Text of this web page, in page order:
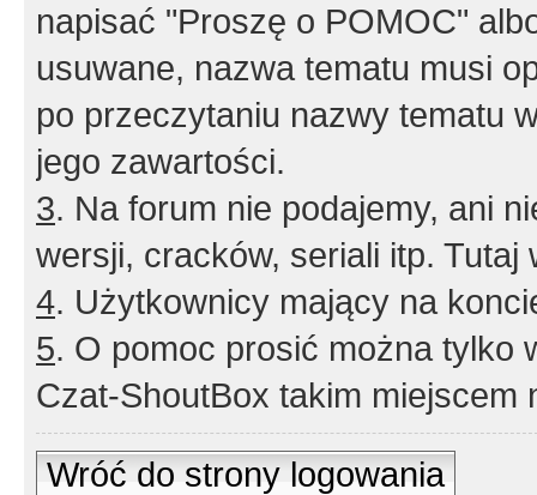
napisać "Proszę o POMOC"
usuwane, nazwa tematu musi
po przeczytaniu nazwy tematu
jego zawartości.
3. Na forum nie podajemy, ani
wersji, cracków, seriali itp. Tutaj
4. Użytkownicy mający na
5. O pomoc prosić można tylko
Czat-ShoutBox takim miejscem
Wróć do strony logowania